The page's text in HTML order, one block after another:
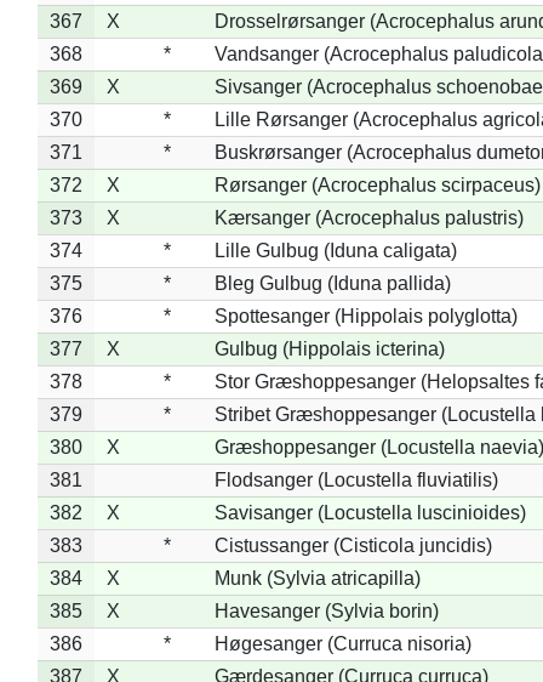
367 X
Drosselrørsanger (Acrocephalus
368
*
Vandsanger (Acrocephalus
369
X
Sivsanger (Acrocephalus
370
*
Lille Rørsanger (Acrocephalus
371
*
Buskrørsanger (Acrocephalus
372
X
Rørsanger (Acrocephalus scirpaceus)
373
X
Kærsanger (Acrocephalus palustris)
374
*
Lille Gulbug (Iduna caligata)
375
*
Bleg Gulbug (Iduna pallida)
376
*
Spottesanger (Hippolais polyglotta)
377
X
Gulbug (Hippolais icterina)
378
*
Stor Græshoppesanger (Helopsaltes
379
*
Stribet Græshoppesanger (Locustella
380
X
Græshoppesanger (Locustella naevia)
381
Flodsanger (Locustella fluviatilis)
382
X
Savisanger (Locustella luscinioides)
383
*
Cistussanger (Cisticola juncidis)
384
X
Munk (Sylvia atricapilla)
385
X
Havesanger (Sylvia borin)
386
*
Høgesanger (Curruca nisoria)
387
X
Gærdesanger (Curruca curruca)